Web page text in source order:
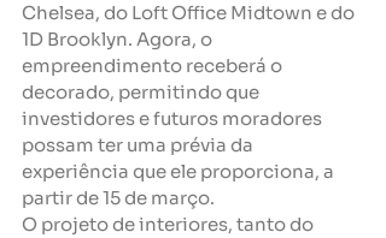
Chelsea, do Loft Office Midtown e do
1D Brooklyn. Agora, o
empreendimento receberá o
decorado, permitindo que
investidores e futuros moradores
possam ter uma prévia da
experiência que ele proporciona, a
partir de 15 de março.
O projeto de interiores, tanto do